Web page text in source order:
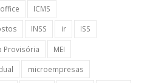
ICMS
INSS ir
ISS
Provisória
MEI
microempresas